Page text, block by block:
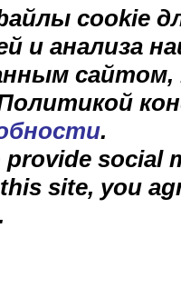
cookie
и анализа
.
provide social
site, you